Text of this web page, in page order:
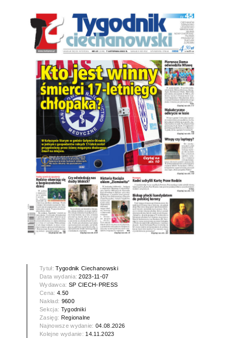
Tytuł:Tygodnik Ciechanowski
Data wydania:2023-11-07
Wydawca: SP CIECH-PRESS
Cena: 4.50
Nakład: 9600
Sekcja: Tygodniki
Zasięg: Regionalne
Najnowsze wydanie:04.08.2026
Kolejne wydanie: 14.11.2023